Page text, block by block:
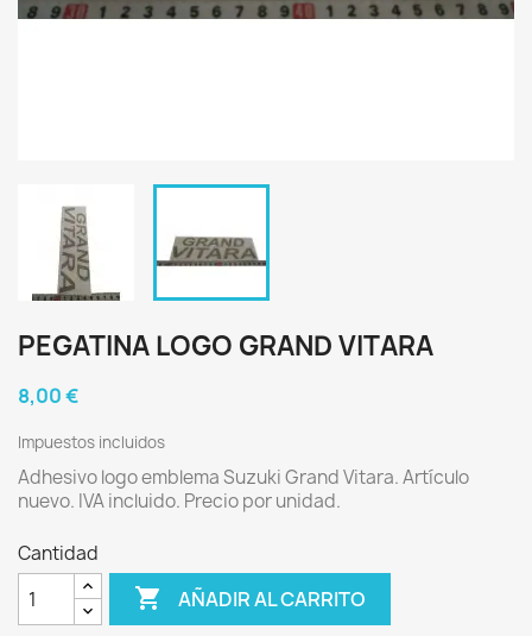
PEGATINA LOGO GRAND VITARA
8,00 €
Impuestos incluidos
Adhesivo logo emblema Suzuki Grand Vitara. Artículo
nuevo. IVA incluido. Precio por unidad.
Cantidad
 AÑADIR AL CARRITO